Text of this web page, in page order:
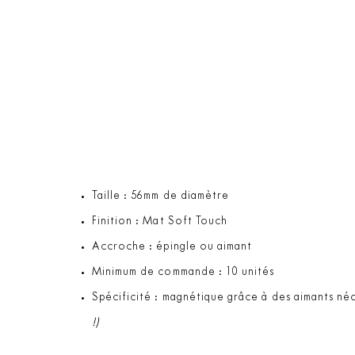
Taille : 56mm de diamètre
Finition : Mat Soft Touch
Accroche : épingle ou aimant
Minimum de commande : 10 unités
Spécificité : magnétique grâce à des aimants
!)